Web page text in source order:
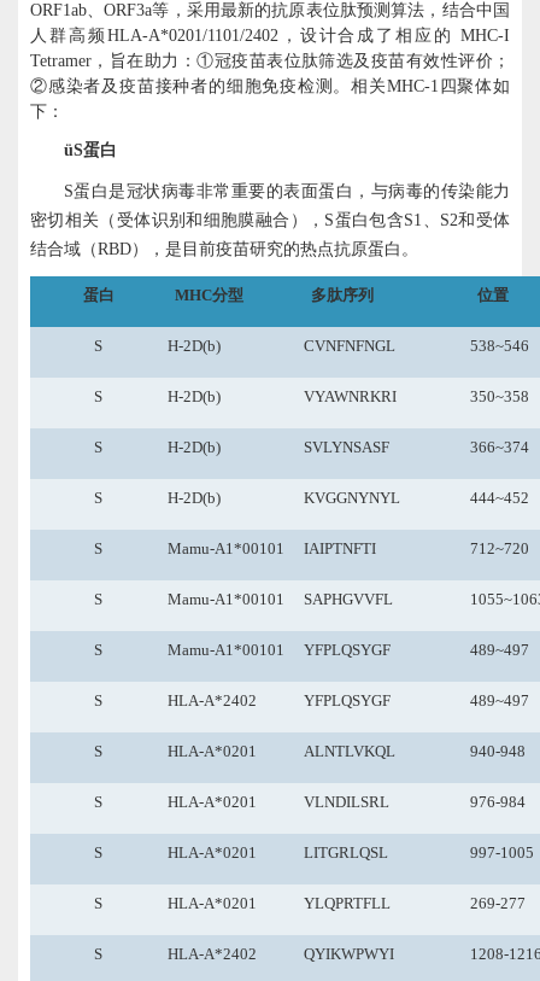
ORF1ab、ORF3a等 ， 采用最新的抗原表位肽预测算法，结合中国
人群高频 HLA-A*0201/1101/2402，设计合成 了相应的
MHC-I
Tetramer，旨在助力 ：①冠疫苗表位肽筛选及疫苗有效性评价 ；
②感染者及疫苗接种者的细胞免疫检测 。相关MHC-1四聚体如
下：
üS蛋白
S蛋白是冠状病毒非常重要的表面蛋白，与病毒的传染能力
密切相关（受体识别和细胞膜融合），S蛋白包含S1、S2和受体
结合域（RBD），是目前疫苗研究的热点抗原蛋白。
蛋白 MHC分型 多肽序列 位置
S H-2D(b) CVNFNFNGL 538~546
S H-2D(b) VYAWNRKRI 350~358
S H-2D(b) SVLYNSASF 366~374
S H-2D(b) KVGGNYNYL 444~452
S Mamu-A1*00101 IAIPTNFTI 712~720
S Mamu-A1*00101 SAPHGVVFL
S Mamu-A1*00101 YFPLQSYGF 489~497
S HLA-A*2402 YFPLQSYGF 489~497
S HLA-A*0201 ALNTLVKQL 940-948
S HLA-A*0201 VLNDILSRL 976-984
S HLA-A*0201 LITGRLQSL 997-1005
S HLA-A*0201 YLQPRTFLL 269-277
S HLA-A*2402 QYIKWPWYI 1208-